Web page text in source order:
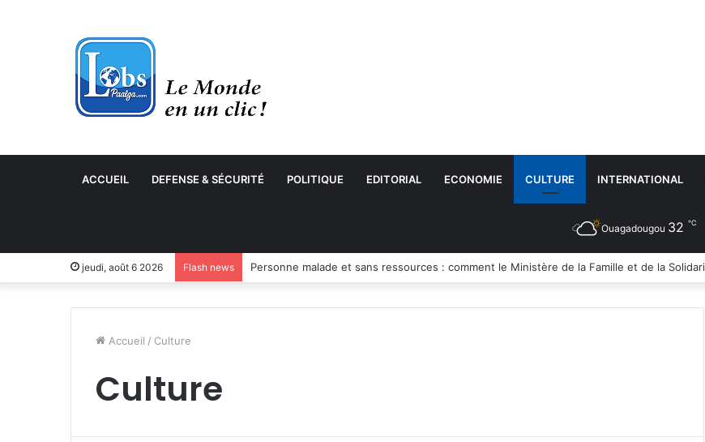
ACCUEIL DEFENSE & SÉCURITÉ POLITIQUE EDITORIAL ECONOMIE CULTURE INTERNATIONAL
Ouagadougou 32 ℃
jeudi, août 6 2026 Flash news
Accueil / Culture
Culture